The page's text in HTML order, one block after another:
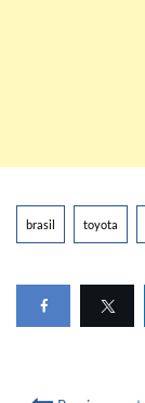
brasil toyota